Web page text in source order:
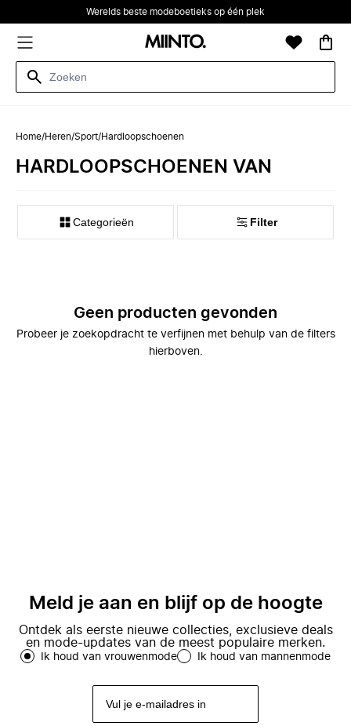
Werelds beste modeboetieks op één plek
Home/Heren/Sport/Hardloopschoenen
HARDLOOPSCHOENEN VAN
Categorieën Filter
Geen producten gevonden
Probeer je zoekopdracht te verfijnen met behulp van de filters
hierboven.
Meld je aan en blijf op de hoogte
Ontdek als eerste nieuwe collecties, exclusieve deals
en mode-updates van de meest populaire merken.
Ik houd van vrouwenmode Ik houd van mannenmode